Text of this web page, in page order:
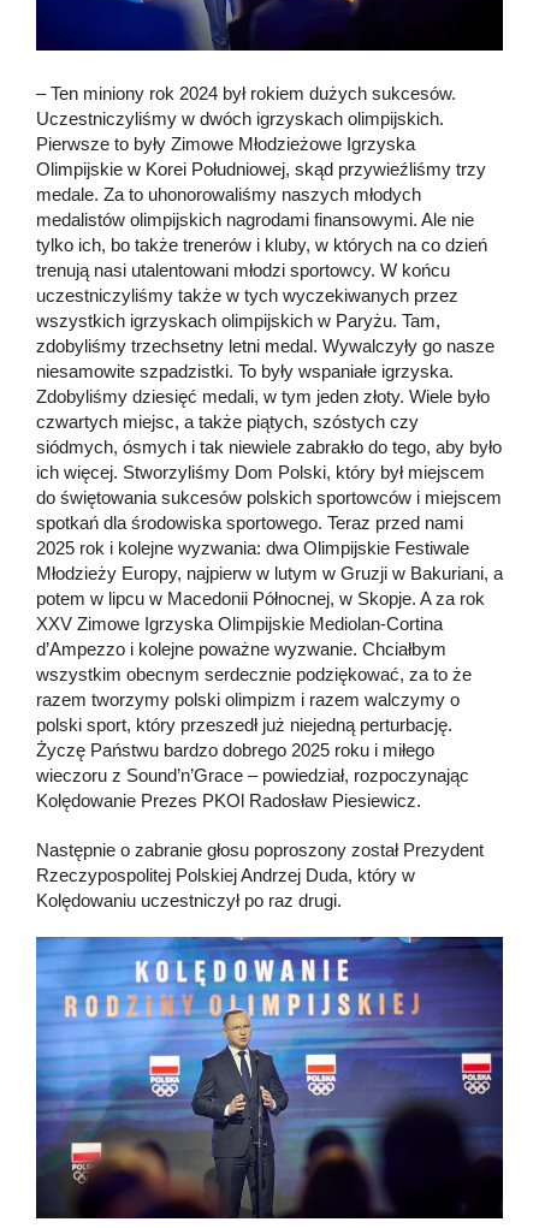
– Ten miniony rok 2024 był rokiem dużych sukcesów.
Uczestniczyliśmy w dwóch igrzyskach olimpijskich.
Pierwsze to były Zimowe Młodzieżowe Igrzyska
Olimpijskie w Korei Południowej, skąd przywieźliśmy trzy
medale. Za to uhonorowaliśmy naszych młodych
medalistów olimpijskich nagrodami finansowymi. Ale nie
tylko ich, bo także trenerów i kluby, w których na co dzień
trenują nasi utalentowani młodzi sportowcy. W końcu
uczestniczyliśmy także w tych wyczekiwanych przez
wszystkich igrzyskach olimpijskich w Paryżu. Tam,
zdobyliśmy trzechsetny letni medal. Wywalczyły go nasze
niesamowite szpadzistki. To były wspaniałe igrzyska.
Zdobyliśmy dziesięć medali, w tym jeden złoty. Wiele było
czwartych miejsc, a także piątych, szóstych czy
siódmych, ósmych i tak niewiele zabrakło do tego, aby było
ich więcej. Stworzyliśmy Dom Polski, który był miejscem
do świętowania sukcesów polskich sportowców i miejscem
spotkań dla środowiska sportowego. Teraz przed nami
2025 rok i kolejne wyzwania: dwa Olimpijskie Festiwale
Młodzieży Europy, najpierw w lutym w Gruzji w Bakuriani, a
potem w lipcu w Macedonii Północnej, w Skopje. A za rok
XXV Zimowe Igrzyska Olimpijskie Mediolan-Cortina
d’Ampezzo i kolejne poważne wyzwanie. Chciałbym
wszystkim obecnym serdecznie podziękować, za to że
razem tworzymy polski olimpizm i razem walczymy o
polski sport, który przeszedł już niejedną perturbację.
Życzę Państwu bardzo dobrego 2025 roku i miłego
wieczoru z Sound’n’Grace – powiedział, rozpoczynając
Kolędowanie Prezes PKOl Radosław Piesiewicz.
Następnie o zabranie głosu poproszony został Prezydent
Rzeczypospolitej Polskiej Andrzej Duda, który w
Kolędowaniu uczestniczył po raz drugi.